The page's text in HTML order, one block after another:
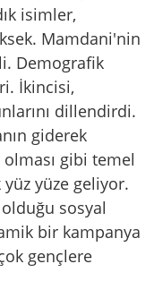
isimler,
Mamdani'nin
Demografik
İkincisi,
dillendirdi.
giderek
olması gibi temel
yüze geliyor.
sosyal
bir kampanya
gençlere